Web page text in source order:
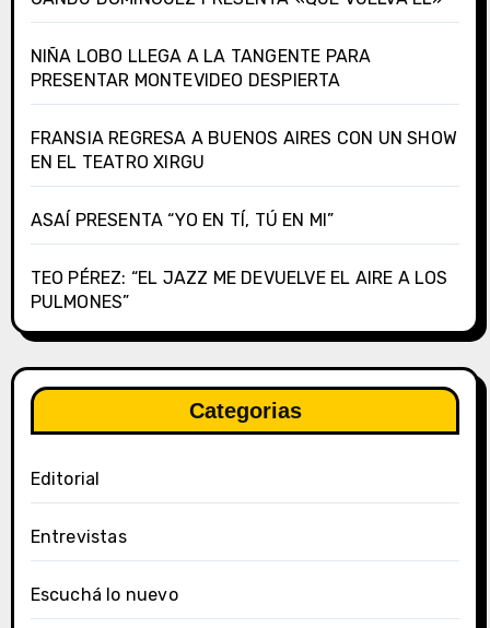
NIÑA LOBO LLEGA A LA TANGENTE PARA
PRESENTAR MONTEVIDEO DESPIERTA
FRANSIA REGRESA A BUENOS AIRES CON UN SHOW
EN EL TEATRO XIRGU
ASAÍ PRESENTA “YO EN TÍ, TÚ EN MI”
TEO PÉREZ: “EL JAZZ ME DEVUELVE EL AIRE A LOS
PULMONES”
Categorias
Editorial
Entrevistas
Escuchá lo nuevo